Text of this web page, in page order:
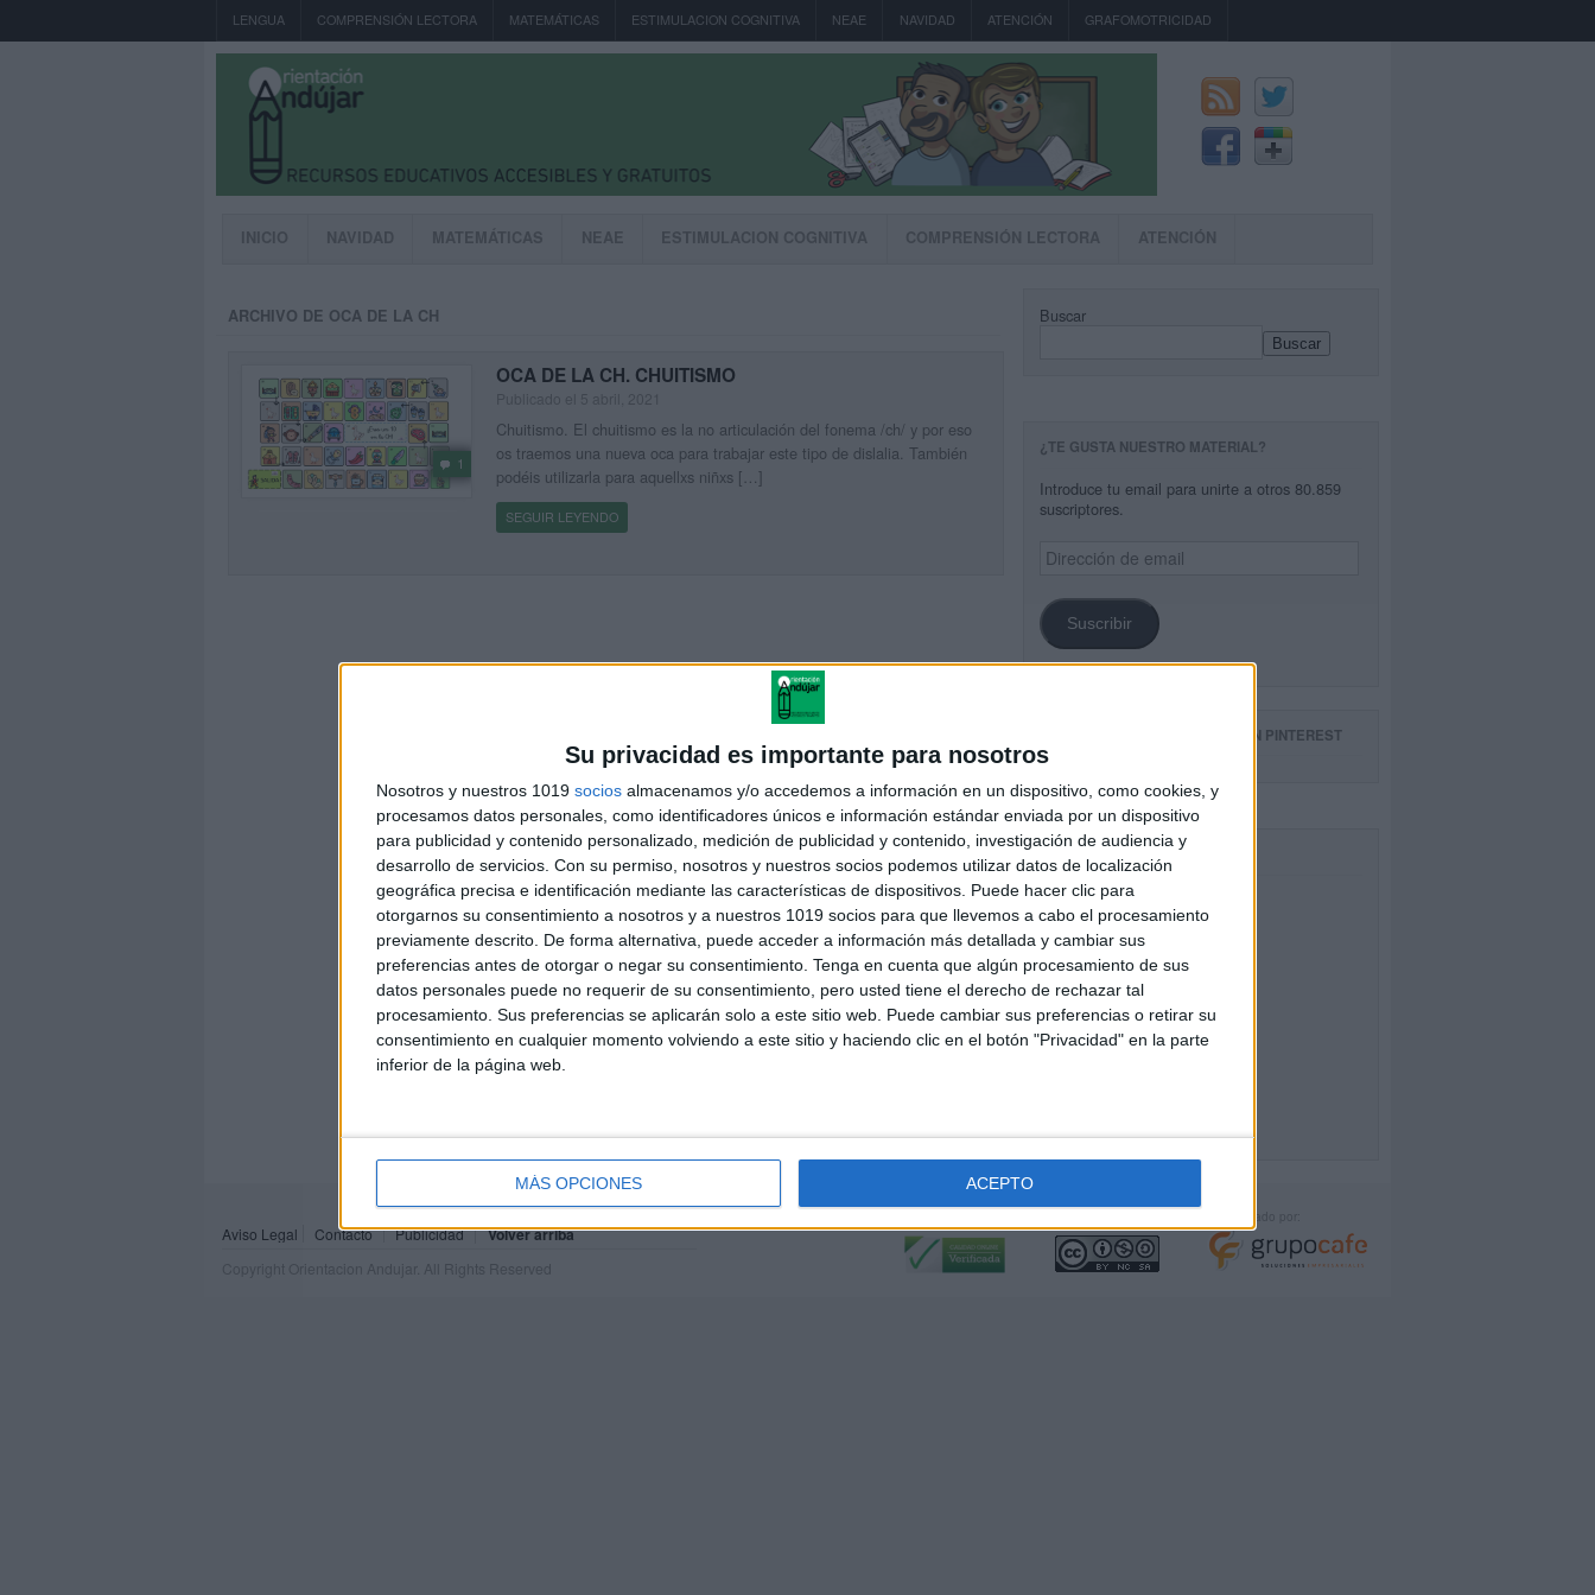
Su privacidad es importante para nosotros
Nosotros y nuestros 1019 socios almacenamos y/o accedemos a información en un dispositivo, como cookies, y
procesamos datos personales, como identificadores únicos e información estándar enviada por un dispositivo
para publicidad y contenido personalizado, medición de publicidad y contenido, investigación de audiencia y
desarrollo de servicios. Con su permiso, nosotros y nuestros socios podemos utilizar datos de localización
geográfica precisa e identificación mediante las características de dispositivos. Puede hacer clic para
otorgarnos su consentimiento a nosotros y a nuestros 1019 socios para que llevemos a cabo el procesamiento
previamente descrito. De forma alternativa, puede acceder a información más detallada y cambiar sus
preferencias antes de otorgar o negar su consentimiento. Tenga en cuenta que algún procesamiento de sus
datos personales puede no requerir de su consentimiento, pero usted tiene el derecho de rechazar tal
procesamiento. Sus preferencias se aplicarán solo a este sitio web. Puede cambiar sus preferencias o retirar su
consentimiento en cualquier momento volviendo a este sitio y haciendo clic en el botón "Privacidad" en la parte
inferior de la página web.
MÁS OPCIONES ACEPTO
LENGUA COMPRENSIÓN LECTORA MATEMÁTICAS ESTIMULACION COGNITIVA NEAE NAVIDAD ATENCIÓN GRAFOMOTRICIDAD
INICIO NAVIDAD MATEMÁTICAS NEAE ESTIMULACION COGNITIVA COMPRENSIÓN LECTORA ATENCIÓN
ARCHIVO DE OCA DE LA CH
1
OCA DE LA CH. CHUITISMO
Chuitismo. El chuitismo es la no articulación del fonema /ch/ y por eso
os traemos una nueva oca para trabajar este tipo de dislalia. También
podéis utilizarla para aquellxs niñxs […]
SEGUIR LEYENDO
Buscar
Buscar
¿TE GUSTA NUESTRO MATERIAL?
Introduce tu email para unirte a otros 80.859
suscriptores.
Dirección
de
Suscribir
SIGUE NUESTROS TABLEROS EN PINTEREST
Aviso Legal Contacto Publicidad Volver arriba
Copyright Orientacion Andujar. All Rights Reserved